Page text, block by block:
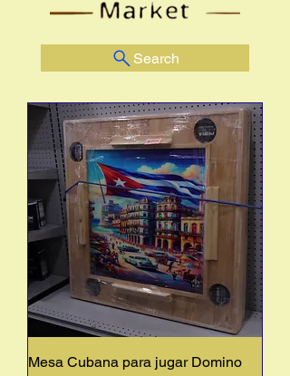
Search
Mesa Cubana para jugar Domino